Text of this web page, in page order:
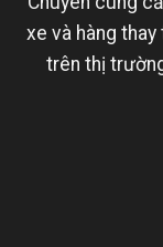
xe và hàng
trên thị